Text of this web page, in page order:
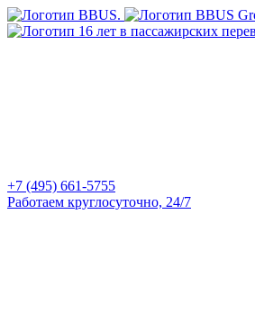
+7 (495) 661-5755
Работаем круглосуточно, 24/7